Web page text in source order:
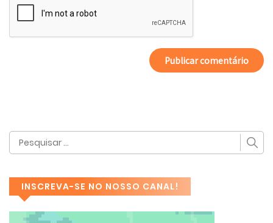
INSCREVA-SE NO NOSSO CANAL!